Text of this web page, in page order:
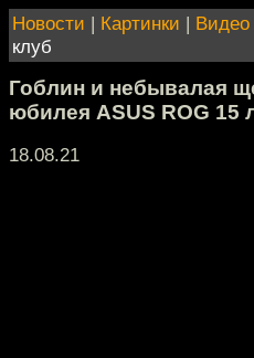
Новости | Картинки | Видео
клуб
Гоблин и небывалая
юбилея ASUS ROG 15
18.08.21